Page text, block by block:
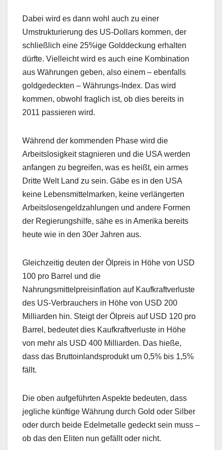
Dabei wird es dann wohl auch zu einer
Umstrukturierung des US-Dollars kommen, der
schließlich eine 25%ige Golddeckung erhalten
dürfte. Vielleicht wird es auch eine Kombination
aus Währungen geben, also einem – ebenfalls
goldgedeckten – Währungs-Index. Das wird
kommen, obwohl fraglich ist, ob dies bereits in
2011 passieren wird.
Während der kommenden Phase wird die
Arbeitslosigkeit stagnieren und die USA werden
anfangen zu begreifen, was es heißt, ein armes
Dritte Welt Land zu sein. Gäbe es in den USA
keine Lebensmittelmarken, keine verlängerten
Arbeitslosengeldzahlungen und andere Formen
der Regierungshilfe, sähe es in Amerika bereits
heute wie in den 30er Jahren aus.
Gleichzeitig deuten der Ölpreis in Höhe von USD
100 pro Barrel und die
Nahrungsmittelpreisinflation auf Kaufkraftverluste
des US-Verbrauchers in Höhe von USD 200
Milliarden hin. Steigt der Ölpreis auf USD 120 pro
Barrel, bedeutet dies Kaufkraftverluste in Höhe
von mehr als USD 400 Milliarden. Das hieße,
dass das Bruttoinlandsprodukt um 0,5% bis 1,5%
fällt.
Die oben aufgeführten Aspekte bedeuten, dass
jegliche künftige Währung durch Gold oder Silber
oder durch beide Edelmetalle gedeckt sein muss –
ob das den Eliten nun gefällt oder nicht.